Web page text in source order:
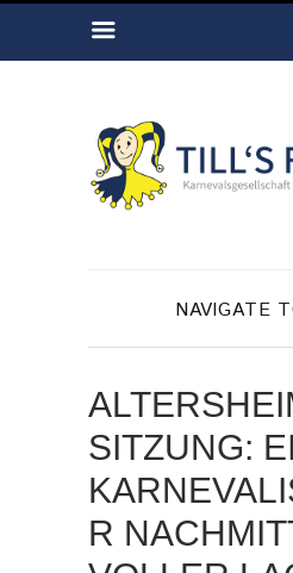
NAVIGATE
SITZUNG:
R